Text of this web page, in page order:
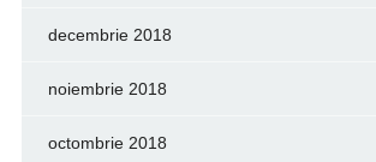
decembrie 2018
noiembrie 2018
octombrie 2018